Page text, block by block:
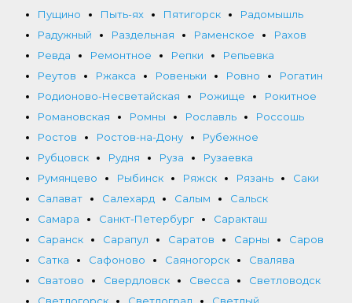
Пущино Пыть-ях Пятигорск
Радомышль
Радужный
Раздельная Раменское
Рахов
Ревда
Ремонтное Репки
Репьевка
Реутов
Ржакса Ровеньки Ровно
Рогатин
Родионово-Несветайская
Рожище
Рокитное
Романовская
Ромны Рославль
Россошь
Ростов
Ростов-на-Дону
Рубежное
Рубцовск
Рудня Руза
Рузаевка
Румянцево
Рыбинск Ряжск Рязань
Саки
Салават
Салехард Салым
Сальск
Самара
Санкт-Петербург
Саракташ
Саранск
Сарапул Саратов Сарны
Саров
Сатка
Сафоново Саяногорск
Свалява
Сватово
Свердловск Свесса
Светловодск